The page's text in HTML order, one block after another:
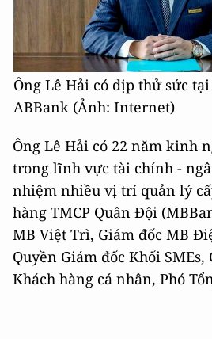
Ông Lê Hải có dịp thử sức
ABBank (Ảnh: Internet)
Ông Lê Hải có 22 năm kinh
trong lĩnh vực tài chính -
nhiệm nhiều vị trí quản lý
hàng TMCP Quân Đội
MB Việt Trì, Giám đốc MB
Quyền Giám đốc Khối
Khách hàng cá nhân, Phó